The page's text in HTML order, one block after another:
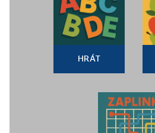
HRÁT